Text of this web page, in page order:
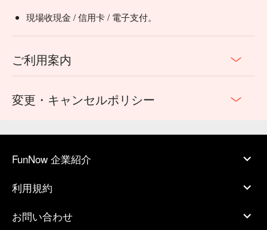
現場收現金 / 信用卡 / 電子支付。
ご利用案内
変更・キャンセルポリシー
FunNow 企業紹介
利用規約
お問い合わせ